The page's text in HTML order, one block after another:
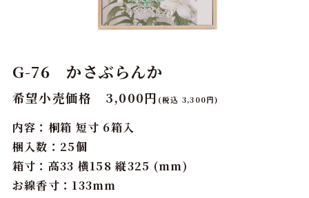
G-76 かさぶらんか
希望小売価格 3,000円 (税込 3,300円)
内容：桐箱 短寸 6箱入
梱入数：25個
箱寸：高33 横158 縦325 (mm)
お線香寸：133mm